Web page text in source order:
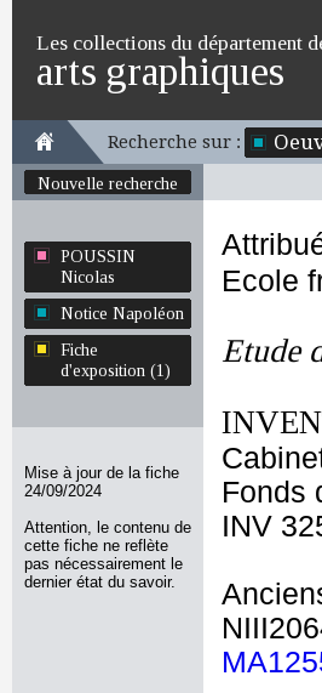
Les collections du département
arts graphiques
Recherche sur :
Nouvelle recherche
POUSSIN
Nicolas
Notice Napoléon
Fiche
d'exposition (1)
Mise à jour de la fiche
24/09/2024
Attention, le contenu de
cette fiche ne reflète
pas nécessairement le
dernier état du savoir.
Ecole
Etude
Fonds
INV